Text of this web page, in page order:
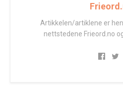
Artikkelen/artiklene er
nettstedene Frieord.no